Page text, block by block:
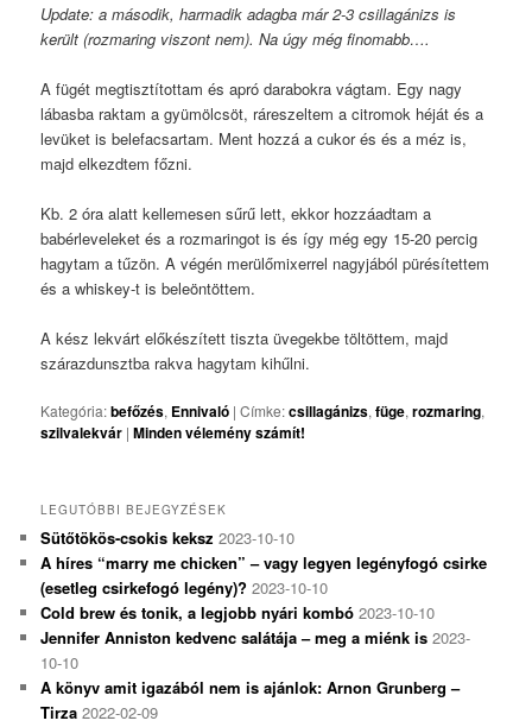
Update: a második, harmadik adagba már 2-3 csillagánizs is
került (rozmaring viszont nem). Na úgy még finomabb….
A fügét megtisztítottam és apró darabokra vágtam. Egy nagy
lábasba raktam a gyümölcsöt, ráreszeltem a citromok héját és a
levüket is belefacsartam. Ment hozzá a cukor és és a méz is,
majd elkezdtem főzni.
Kb. 2 óra alatt kellemesen sűrű lett, ekkor hozzáadtam a
babérleveleket és a rozmaringot is és így még egy 15-20 percig
hagytam a tűzön. A végén merülőmixerrel nagyjából pürésítettem
és a whiskey-t is beleöntöttem.
A kész lekvárt előkészített tiszta üvegekbe töltöttem, majd
szárazdunsztba rakva hagytam kihűlni.
Kategória:befőzés, Ennivaló |Címke:csillagánizs,füge,rozmaring,
szilvalekvár |Minden vélemény számít!
LEGUTÓBBI BEJEGYZÉSEK
Sütőtökös-csokis keksz 2023-10-10
A híres “marry me chicken” – vagy legyen legényfogó csirke
(esetleg csirkefogó legény)? 2023-10-10
Cold brew és tonik, a legjobb nyári kombó 2023-10-10
Jennifer Anniston kedvenc salátája – meg a miénk is 2023-
10-10
A könyv amit igazából nem is ajánlok: Arnon Grunberg –
Tirza 2022-02-09